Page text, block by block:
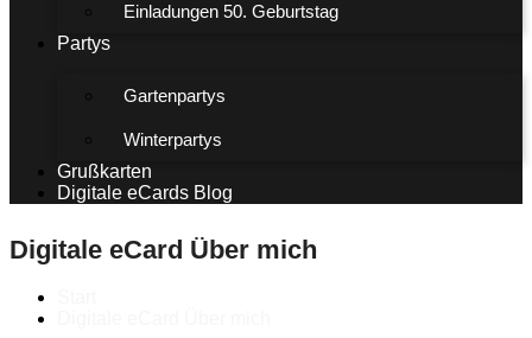
Einladungen 50. Geburtstag
Partys
Gartenpartys
Winterpartys
Grußkarten
Digitale eCards Blog
Digitale eCard Über mich